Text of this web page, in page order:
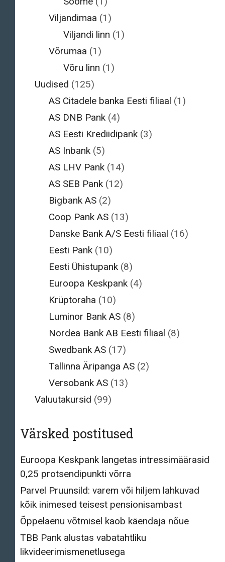
Viljandimaa (1)
Viljandi linn (1)
Võrumaa (1)
Võru linn (1)
Uudised (125)
AS Citadele banka Eesti filiaal (1)
AS DNB Pank (4)
AS Eesti Krediidipank (3)
AS Inbank (5)
AS LHV Pank (14)
AS SEB Pank (12)
Bigbank AS (2)
Coop Pank AS (13)
Danske Bank A/S Eesti filiaal (16)
Eesti Pank (10)
Eesti Ühistupank (8)
Euroopa Keskpank (4)
Krüptoraha (10)
Luminor Bank AS (8)
Nordea Bank AB Eesti filiaal (8)
Swedbank AS (17)
Tallinna Äripanga AS (2)
Versobank AS (13)
Valuutakursid (99)
Värsked postitused
Euroopa Keskpank langetas intressimäärasid
0,25 protsendipunkti võrra
Parvel Pruunsild: varem või hiljem lahkuvad
kõik inimesed teisest pensionisambast
Õppelaenu võtmisel kaob käendaja nõue
TBB Pank alustas vabatahtliku
likvideerimismenetlusega